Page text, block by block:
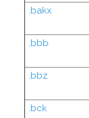
.bakx
.bbb
.bbz
.bck